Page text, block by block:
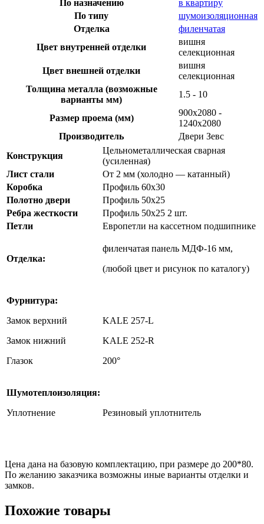
По назначению
в квартиру
По типу
шумоизоляционная
Отделка
филенчатая
Цвет внутренней отделки
вишня
селекционная
Цвет внешней отделки
вишня
селекционная
Толщина металла (возможные
варианты мм)
1.5 - 10
Размер проема (мм)
900х2080 -
1240х2080
Производитель
Двери Зевс
Конструкция
Цельнометаллическая сварная
(усиленная)
Лист стали
От 2 мм (холодно — катанный)
Коробка
Профиль 60х30
Полотно двери
Профиль 50х25
Ребра жесткости
Профиль 50х25 2 шт.
Петли
Европетли на кассетном подшипнике
Отделка:
филенчатая панель МДФ-16 мм,
(любой цвет и рисунок по каталогу)
Фурнитура:
Замок верхний
Замок нижний
Глазок
KALE 257-L
KALE 252-R
200°
Шумотеплоизоляция:
Уплотнение
Резиновый уплотнитель
Цена дана на базовую комплектацию, при размере до 200*80.
По желанию заказчика возможны иные варианты отделки и
замков.
Похожие товары